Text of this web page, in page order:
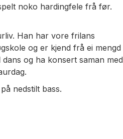
noko hardingfele frå før.
Han har vore frilans
og er kjend frå ei mengd
og ha konsert saman med
nedstilt bass.